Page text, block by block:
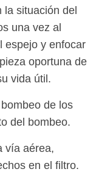
la situación del
una vez al
espejo y enfocar
oportuna de
vida útil.
de los
del bombeo.
vía aérea,
en el filtro.